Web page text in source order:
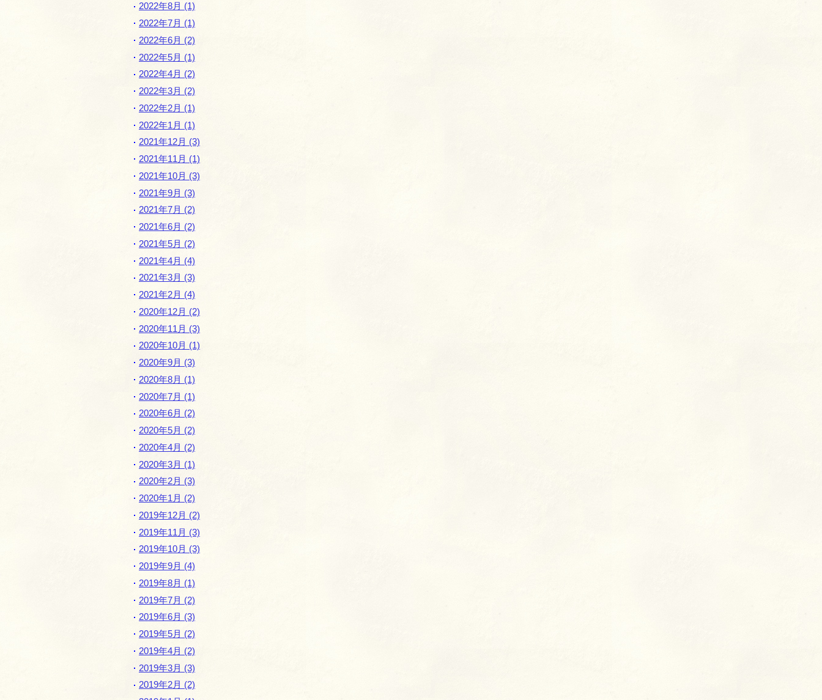
2022年8月 (1)
2022年7月 (1)
2022年6月 (2)
2022年5月 (1)
2022年4月 (2)
2022年3月 (2)
2022年2月 (1)
2022年1月 (1)
2021年12月 (3)
2021年11月 (1)
2021年10月 (3)
2021年9月 (3)
2021年7月 (2)
2021年6月 (2)
2021年5月 (2)
2021年4月 (4)
2021年3月 (3)
2021年2月 (4)
2020年12月 (2)
2020年11月 (3)
2020年10月 (1)
2020年9月 (3)
2020年8月 (1)
2020年7月 (1)
2020年6月 (2)
2020年5月 (2)
2020年4月 (2)
2020年3月 (1)
2020年2月 (3)
2020年1月 (2)
2019年12月 (2)
2019年11月 (3)
2019年10月 (3)
2019年9月 (4)
2019年8月 (1)
2019年7月 (2)
2019年6月 (3)
2019年5月 (2)
2019年4月 (2)
2019年3月 (3)
2019年2月 (2)